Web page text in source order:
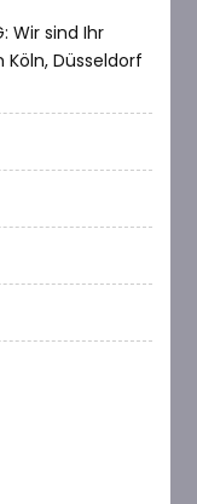
Wir sind Ihr
Düsseldorf